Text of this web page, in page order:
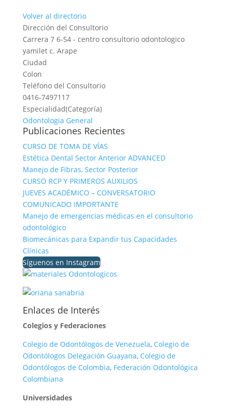
Volver al directorio
Dirección del Consultorio
Carrera 7 6-54 - centro consultorio odontologico
yamilet c. Arape
Ciudad
Colon
Teléfono del Consultorio
0416-7497117
Especialidad(Categoría)
Odontologia General
Publicaciones Recientes
CURSO DE TOMA DE VÍAS
Estética Dental Sector Anterior ADVANCED
Manejo de Fibras, Sector Posterior
CURSO RCP Y PRIMEROS AUXILIOS
JUEVES ACADÉMICO – CONVERSATORIO
COMUNICADO IMPORTANTE
Manejo de emergencias médicas en el consultorio
odontológico
Biomecánicas para Expandir tus Capacidades
Clínicas
Síguenos en Instagram
Enlaces de Interés
Colegios y Federaciones
Colegio de Odontólogos de Venezuela, Colegio de
Odontólogos Delegación Guayana, Colegio de
Odontólogos de Colombia, Federación Odontológica
Colombiana
Universidades